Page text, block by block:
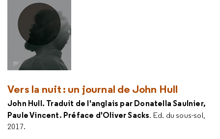
Vers la nuit : un journal de John Hull
John Hull. Traduit de l'anglais par Donatella Saulnier,
Paule Vincent. Préface d'Oliver Sacks. Ed. du sous-sol,
2017.